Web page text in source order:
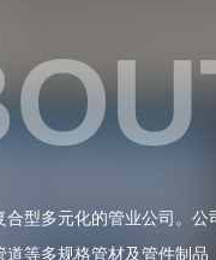
型多元化的管业公司。
等多规格管材及管件制